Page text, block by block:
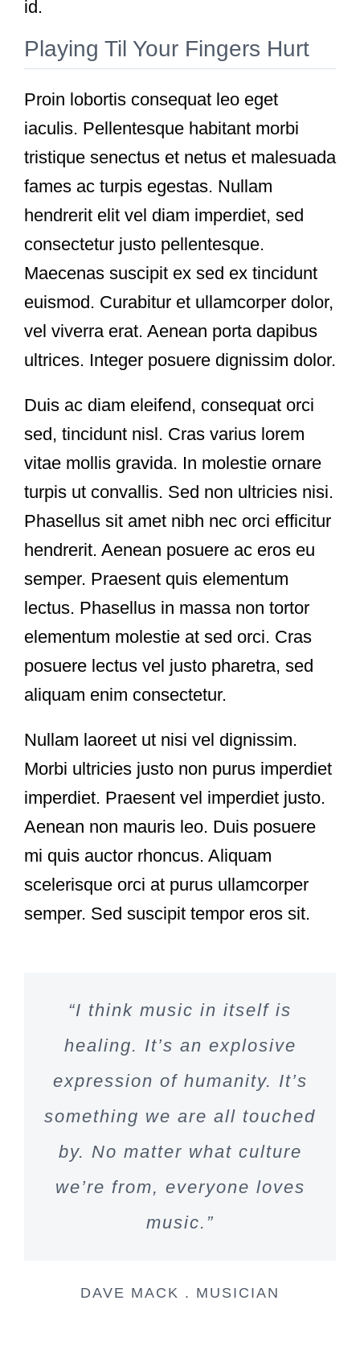
id.
Playing Til Your Fingers Hurt
Proin lobortis consequat leo eget
iaculis. Pellentesque habitant morbi
tristique senectus et netus et malesuada
fames ac turpis egestas. Nullam
hendrerit elit vel diam imperdiet, sed
consectetur justo pellentesque.
Maecenas suscipit ex sed ex tincidunt
euismod. Curabitur et ullamcorper dolor,
vel viverra erat. Aenean porta dapibus
ultrices. Integer posuere dignissim dolor.
Duis ac diam eleifend, consequat orci
sed, tincidunt nisl. Cras varius lorem
vitae mollis gravida. In molestie ornare
turpis ut convallis. Sed non ultricies nisi.
Phasellus sit amet nibh nec orci efficitur
hendrerit. Aenean posuere ac eros eu
semper. Praesent quis elementum
lectus. Phasellus in massa non tortor
elementum molestie at sed orci. Cras
posuere lectus vel justo pharetra, sed
aliquam enim consectetur.
Nullam laoreet ut nisi vel dignissim.
Morbi ultricies justo non purus imperdiet
imperdiet. Praesent vel imperdiet justo.
Aenean non mauris leo. Duis posuere
mi quis auctor rhoncus. Aliquam
scelerisque orci at purus ullamcorper
semper. Sed suscipit tempor eros sit.
“I think music in itself is
healing. It’s an explosive
expression of humanity. It’s
something we are all touched
by. No matter what culture
we’re from, everyone loves
music.”
DAVE MACK . MUSICIAN